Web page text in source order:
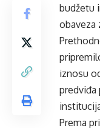
budžetu
obaveza
iznosu
predviđa
Prema